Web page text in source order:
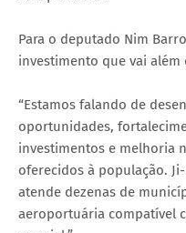
Para o deputado Nim
investimento que vai
“Estamos falando de
oportunidades,
investimentos e melhoria
oferecidos à população.
atende dezenas de
aeroportuária compatível